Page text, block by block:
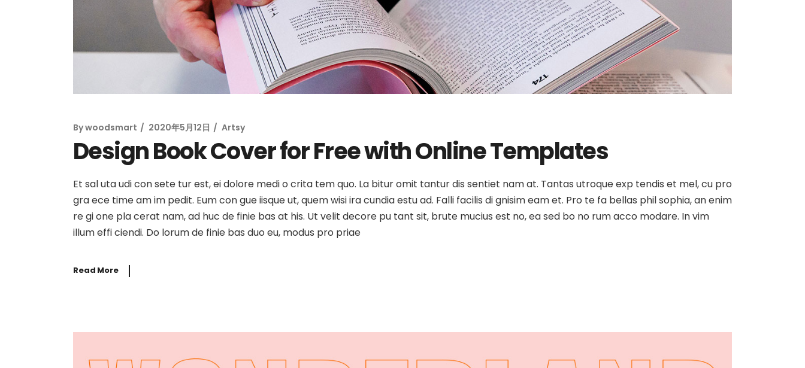
Bywoodsmart 2020年5月12日 Artsy
Design Book Cover for Free with Online Templates
Et sal uta udi con sete tur est, ei dolore medi o crita tem quo. La bitur omit tantur dis sentiet nam at. Tantas utroque exp tendis et mel, cu pro
gra ece time am im pedit. Eum con gue iisque ut, quem wisi ira cundia estu ad. Falli facilis di gnisim eam et. Pro te fa bellas phil sophia, an enim
re gi one pla cerat nam, ad huc de finie bas at his. Ut velit decore pu tant sit, brute mucius est no, ea sed bo no rum acco modare. In vim
illum effi ciendi. Do lorum de finie bas duo eu, modus pro priae
Read More